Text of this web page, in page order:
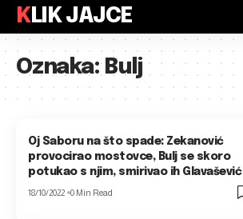
KLIK JAJCE
Oznaka:Bulj
Oj Saboru na što spade: Zekanović
provocirao mostovce, Bulj se skoro
potukao s njim, smirivao ih Glavašević
18/10/2022 0 Min Read